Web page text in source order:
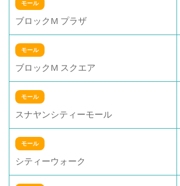
モール
ブロックM プラザ
モール
ブロックM スクエア
モール
スナヤンシティーモール
モール
シティーウォーク